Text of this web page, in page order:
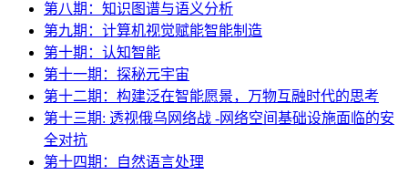
第八期：知识图谱与语义分析
第九期：计算机视觉赋能智能制造
第十期：认知智能
第十一期：探秘元宇宙
第十二期：构建泛在智能愿景，万物互融时代的思考
第十三期: 透视俄乌网络战 -网络空间基础设施面临的安
全对抗
第十四期：自然语言处理